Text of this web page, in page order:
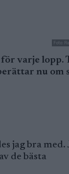
Foto:
varje lopp.
nu om
jag bra med.
de bästa